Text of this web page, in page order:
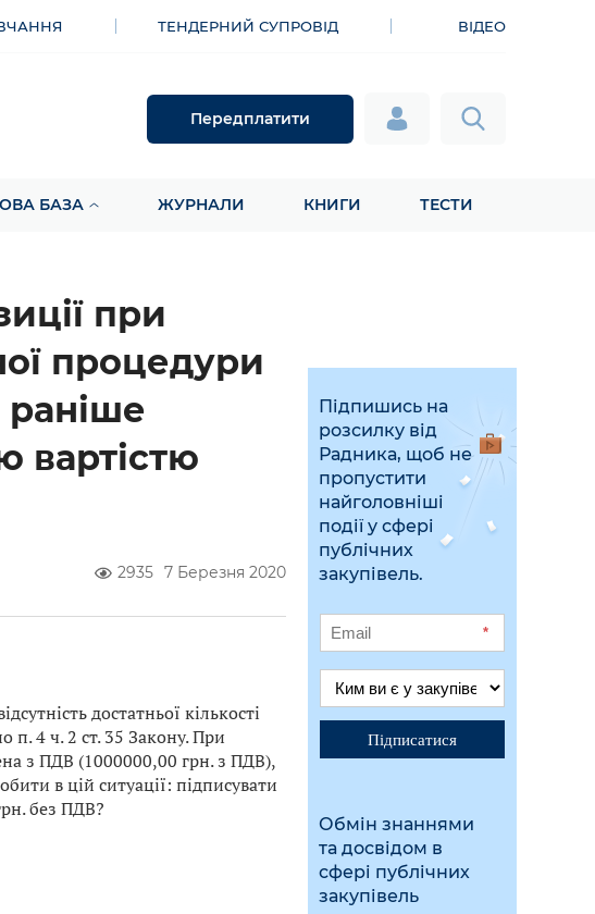
ТЕНДЕРНИЙ СУПРОВІД ВІДЕО
Передплатити
БАЗА ЖУРНАЛИ КНИГИ ТЕСТИ
при
процедури
раніше
вартістю
2935 7 Березня 2020
достатньої кількості
п. 4 ч. 2 ст. 35 Закону. При
з ПДВ (1000000,00 грн. з ПДВ),
в цій ситуації: підписувати
без ПДВ?
Підпишись на
розсилку від
Радника, щоб не
пропустити
найголовніші
події у сфері
публічних
закупівель.
*
Підписатися
Обмін знаннями
та досвідом в
сфері публічних
закупівель